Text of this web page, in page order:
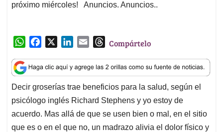
próximo miércoles! Anuncios. Anuncios..
W
a
t
s
A
p
p
c
e
b
o
o
k
n
k
e
d
I
n
a
i
l
T
r
e
a
d
s
Compártelo
Decir groserías trae beneficios para la salud, según el
psicólogo inglés Richard Stephens y yo estoy de
acuerdo. Mas allá de que se usen bien o mal, en el sitio
que es o en el que no, un madrazo alivia el dolor físico y